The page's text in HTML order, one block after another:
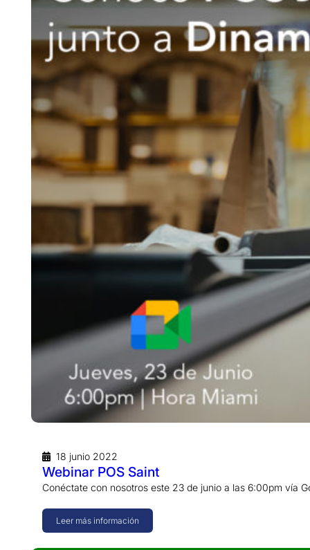
18 junio 2022
Webinar POS Saint
Conéctate con nosotros este 23 de junio a las 6:00pm vía
Leer más información